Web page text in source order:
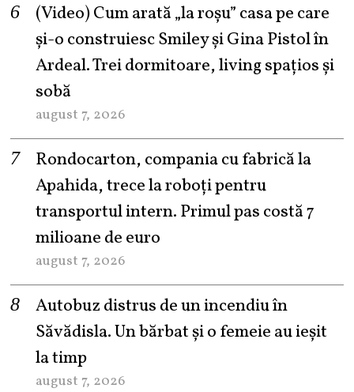
(Video) Cum arată „la roşu” casa pe care
şi-o construiesc Smiley şi Gina Pistol în
Ardeal. Trei dormitoare, living spațios și
sobă
august 7, 2026
Rondocarton, compania cu fabrică la
Apahida, trece la roboți pentru
transportul intern. Primul pas costă 7
milioane de euro
august 7, 2026
Autobuz distrus de un incendiu în
Săvădisla. Un bărbat și o femeie au ieșit
la timp
august 7, 2026